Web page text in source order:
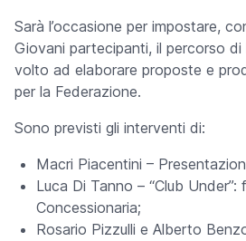
Sarà l’occasione per impostare,
Giovani partecipanti, il percorso
volto ad elaborare proposte e
per la Federazione.
Sono previsti gli interventi di:
Macri Piacentini –
Luca Di Tanno – “Club Under”:
Concessionaria;
Rosario Pizzulli e Alberto